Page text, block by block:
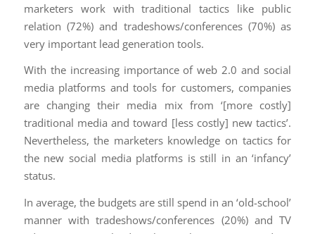
marketers work with traditional tactics like public
relation (72%) and tradeshows/conferences (70%) as
very important lead generation tools.
With the increasing importance of web 2.0 and social
media platforms and tools for customers, companies
are changing their media mix from ‘[more costly]
traditional media and toward [less costly] new tactics’.
Nevertheless, the marketers knowledge on tactics for
the new social media platforms is still in an ‘infancy’
status.
In average, the budgets are still spend in an ‘old-school’
manner with tradeshows/conferences (20%) and TV